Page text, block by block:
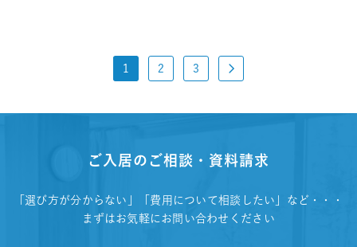
1 2 3
ご入居のご相談・資料請求
「選び方が分からない」「費用について相談したい」など・・・
まずはお気軽にお問い合わせください